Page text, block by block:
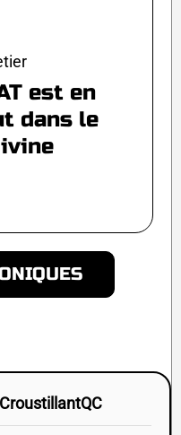
est en
dans le
CroustillantQC